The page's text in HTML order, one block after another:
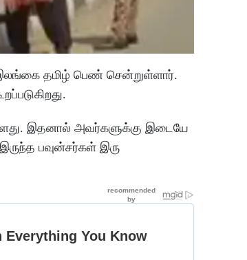
இலங்கை தமிழ் பெண் சென்றுள்ளார்.
இதனால் அவர்களுக்கு இடையே
பவுன்சர்கள் இரு